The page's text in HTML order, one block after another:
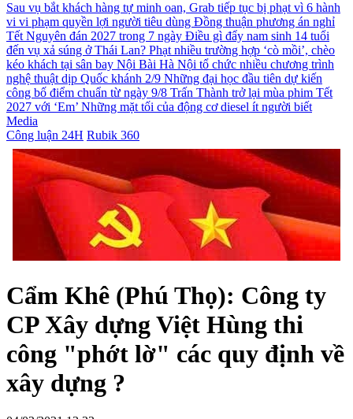
Sau vụ bắt khách hàng tự minh oan, Grab tiếp tục bị phạt vì 6 hành
vi vi phạm quyền lợi người tiêu dùng Đồng thuận phương án nghỉ
Tết Nguyên đán 2027 trong 7 ngày Điều gì đẩy nam sinh 14 tuổi
đến vụ xả súng ở Thái Lan? Phạt nhiều trường hợp ‘cò mồi’, chèo
kéo khách tại sân bay Nội Bài Hà Nội tổ chức nhiều chương trình
nghệ thuật dịp Quốc khánh 2/9 Những đại học đầu tiên dự kiến
công bố điểm chuẩn từ ngày 9/8 Trấn Thành trở lại mùa phim Tết
2027 với ‘Em’ Những mặt tối của động cơ diesel ít người biết
Media
Công luận 24H Rubik 360
Cẩm Khê (Phú Thọ): Công ty
CP Xây dựng Việt Hùng thi
công "phớt lờ" các quy định về
xây dựng ?